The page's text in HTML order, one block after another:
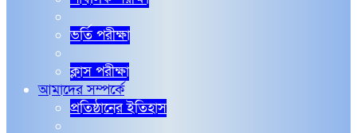
ভর্তি পরীক্ষা
ক্লাস পরীক্ষা
আমাদের সম্পর্কে
প্রতিষ্ঠানের ইতিহাস